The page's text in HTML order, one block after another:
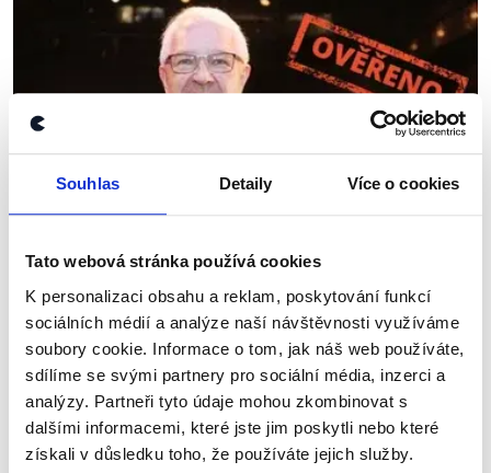
Souhlas Detaily Více o cookies
Tato webová stránka používá cookies
K personalizaci obsahu a reklam, poskytování funkcí
sociálních médií a analýze naší návštěvnosti využíváme
soubory cookie. Informace o tom, jak náš web používáte,
sdílíme se svými partnery pro sociální média, inzerci a
analýzy. Partneři tyto údaje mohou zkombinovat s
dalšími informacemi, které jste jim poskytli nebo které
získali v důsledku toho, že používáte jejich služby.
Rozhovor Jiřího Drahoše pro
Mladou frontu DNES
15. ledna 2018
Před blížícím se prezidentským finále se vám
pokusíme zprostředkovat co nejvíce ověřených
výroků obou kandidátů na post hlavy státu. Kromě
jejich diskutovaných televizních debat se rovněž...